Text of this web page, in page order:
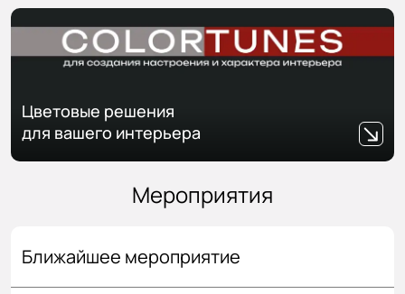
Цветовые решения
для вашего интерьера
Мероприятия
Ближайшее мероприятие